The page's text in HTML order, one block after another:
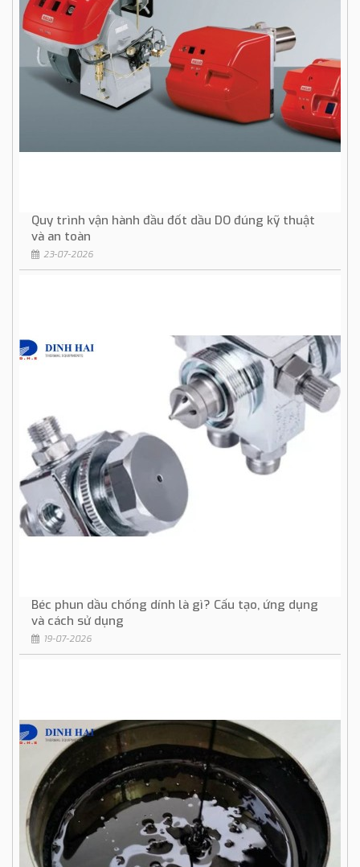
Quy trình vận hành đầu đốt dầu DO đúng kỹ thuật
và an toàn
23-07-2026
Béc phun dầu chống dính là gì? Cấu tạo, ứng dụng
và cách sử dụng
19-07-2026